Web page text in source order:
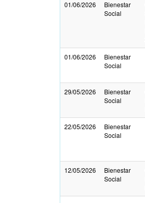
01/06/2026
Bienestar
Social
01/06/2026
Bienestar
Social
29/05/2026
Bienestar
Social
22/05/2026
Bienestar
Social
12/05/2026
Bienestar
Social